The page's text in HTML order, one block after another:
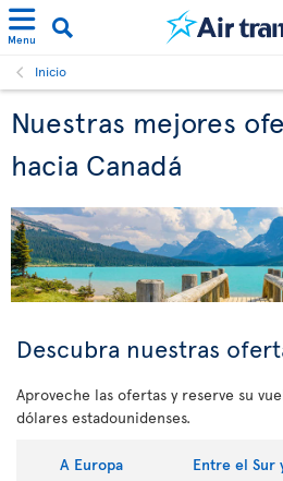
Menu
Inicio
Nuestras mejores
hacia Canadá
Descubra nuestras
Aproveche las ofertas y reserve su
dólares estadounidenses.
A Europa
Entre el Sur